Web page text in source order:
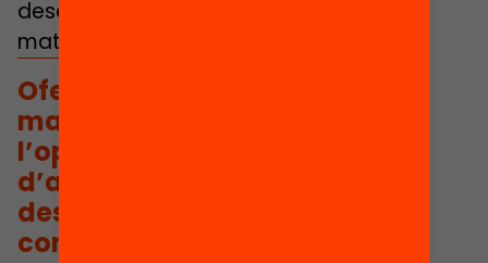
desenvolupament de la competència
matemàtica.
Oferint diferents propostes i
maneres de fer donem
l’oportunitat a tot l’alumnat
d’arribar a la comprensió i al
desenvolupament de la
competència matemàtica.